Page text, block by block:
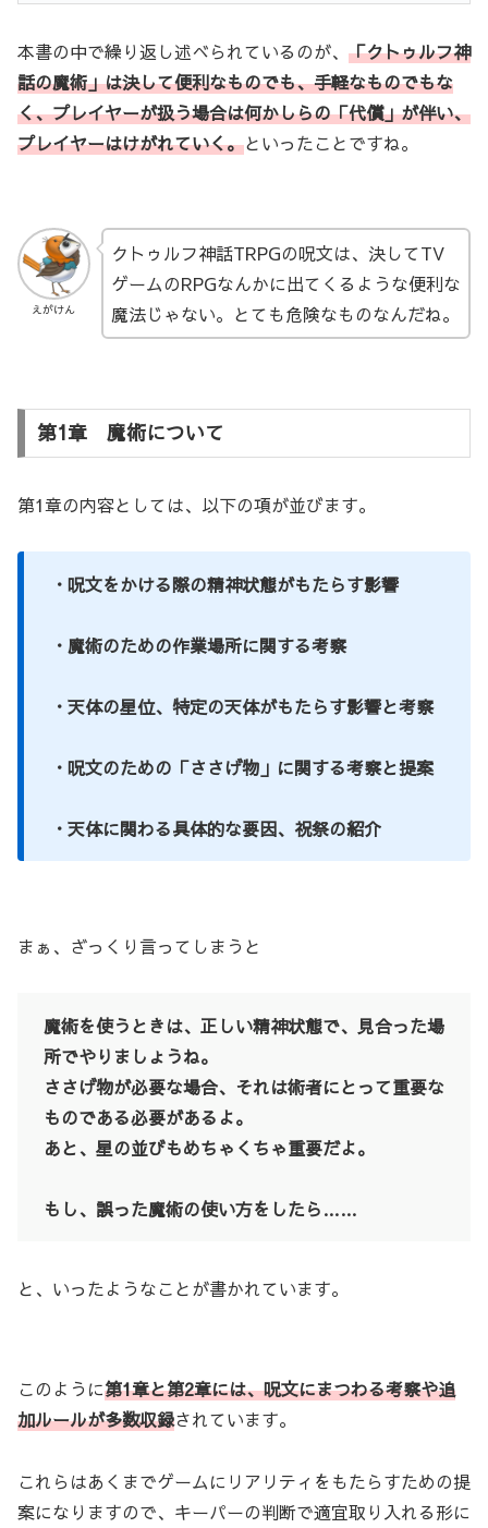
本書の中で繰り返し述べられているのが、 「クトゥルフ神
話の魔術」は決して便利なものでも、手軽なものでもな
く、プレイヤーが扱う場合は何かしらの「代償」が伴い、
プレイヤーはけがれていく。といったことですね。
えがけん
クトゥルフ神話TRPGの呪文は、決してTV
ゲームのRPGなんかに出てくるような便利な
魔法じゃない。とても危険なものなんだね。
第1章 魔術について
第1章の内容としては、以下の項が並びます。
・呪文をかける際の精神状態がもたらす影響
・魔術のための作業場所に関する考察
・天体の星位、特定の天体がもたらす影響と考察
・呪文のための「ささげ物」に関する考察と提案
・天体に関わる具体的な要因、祝祭の紹介
まぁ、ざっくり言ってしまうと
魔術を使うときは、正しい精神状態で、見合った場
所でやりましょうね。
ささげ物が必要な場合、それは術者にとって重要な
ものである必要があるよ。
あと、星の並びもめちゃくちゃ重要だよ。
もし、誤った魔術の使い方をしたら……
と、いったようなことが書かれています。
このように第1章と第2章には、呪文にまつわる考察や追
加ルールが多数収録されています。
これらはあくまでゲームにリアリティをもたらすための提
案になりますので、キーパーの判断で適宜取り入れる形に